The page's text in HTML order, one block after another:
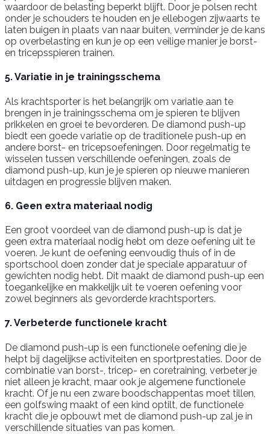
waardoor de belasting beperkt blijft. Door je polsen recht
onder je schouders te houden en je ellebogen zijwaarts te
laten buigen in plaats van naar buiten, verminder je de kans
op overbelasting en kun je op een veilige manier je borst-
en tricepsspieren trainen.
5. Variatie in je trainingsschema
Als krachtsporter is het belangrijk om variatie aan te
brengen in je trainingsschema om je spieren te blijven
prikkelen en groei te bevorderen. De diamond push-up
biedt een goede variatie op de traditionele push-up en
andere borst- en tricepsoefeningen. Door regelmatig te
wisselen tussen verschillende oefeningen, zoals de
diamond push-up, kun je je spieren op nieuwe manieren
uitdagen en progressie blijven maken.
6. Geen extra materiaal nodig
Een groot voordeel van de diamond push-up is dat je
geen extra materiaal nodig hebt om deze oefening uit te
voeren. Je kunt de oefening eenvoudig thuis of in de
sportschool doen zonder dat je speciale apparatuur of
gewichten nodig hebt. Dit maakt de diamond push-up een
toegankelijke en makkelijk uit te voeren oefening voor
zowel beginners als gevorderde krachtsporters.
7. Verbeterde functionele kracht
De diamond push-up is een functionele oefening die je
helpt bij dagelijkse activiteiten en sportprestaties. Door de
combinatie van borst-, tricep- en coretraining, verbeter je
niet alleen je kracht, maar ook je algemene functionele
kracht. Of je nu een zware boodschappentas moet tillen,
een golfswing maakt of een kind optilt, de functionele
kracht die je opbouwt met de diamond push-up zal je in
verschillende situaties van pas komen.